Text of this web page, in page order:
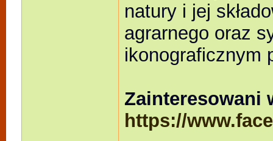
natury i jej
agrarnego oraz
ikonograficznym
Zainteresowani
https://